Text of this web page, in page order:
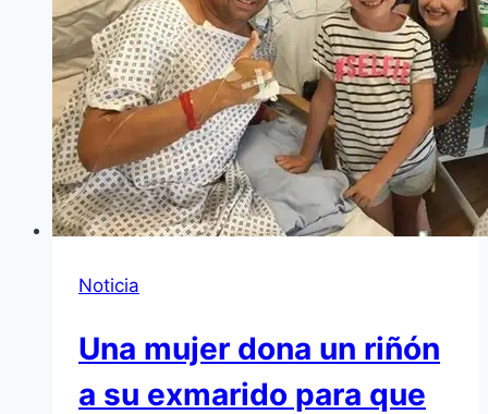
Noticia
Una mujer dona un riñón
a su exmarido para que